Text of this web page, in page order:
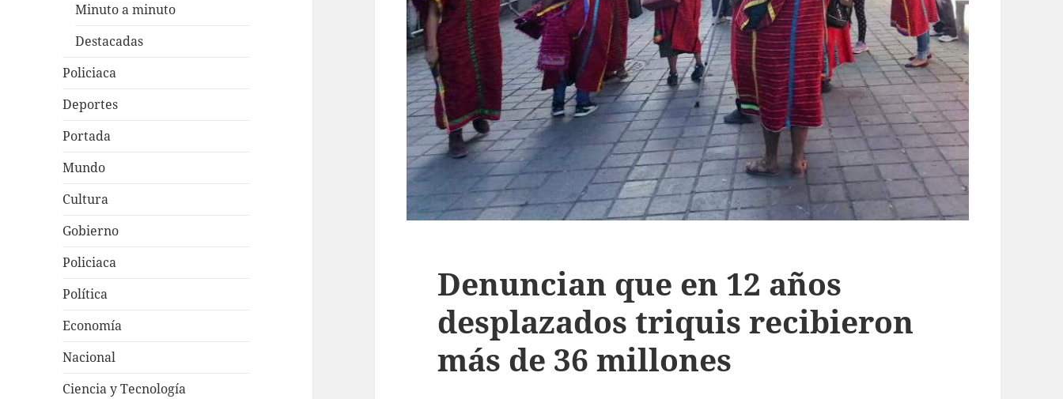
Minuto a minuto
Destacadas
Policiaca
Deportes
Portada
Mundo
Cultura
Gobierno
Policiaca
Política
Economía
Nacional
Ciencia y Tecnología
Denuncian que en 12 años
desplazados triquis recibieron
más de 36 millones